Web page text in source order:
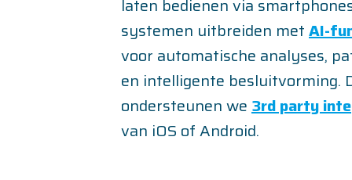
laten bedienen via
systemen uitbreiden metAI-
voor automatische analyses,
en intelligente besluitvorming.
ondersteunen we3rd party
van iOS of Android.